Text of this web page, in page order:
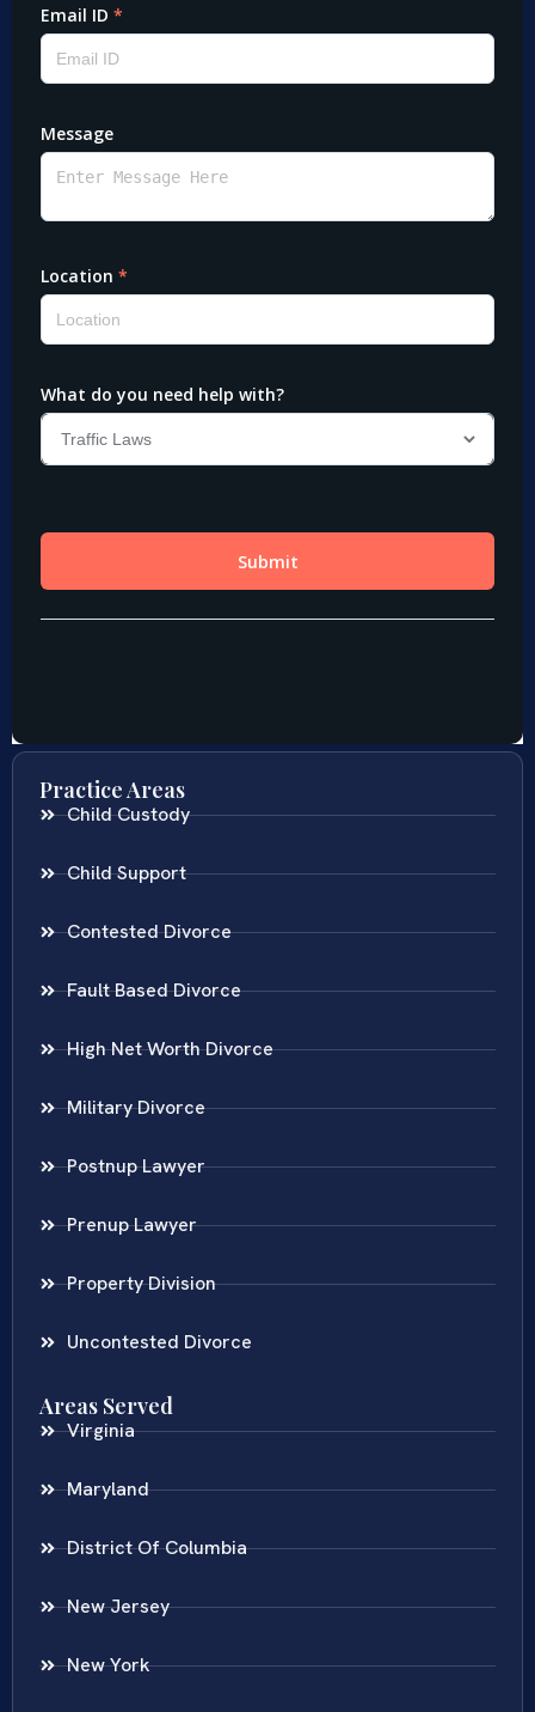
Practice Areas
Child Custody
Child Support
Contested Divorce
Fault Based Divorce
High Net Worth Divorce
Military Divorce
Postnup Lawyer
Prenup Lawyer
Property Division
Uncontested Divorce
Areas Served
Virginia
Maryland
District Of Columbia
New Jersey
New York